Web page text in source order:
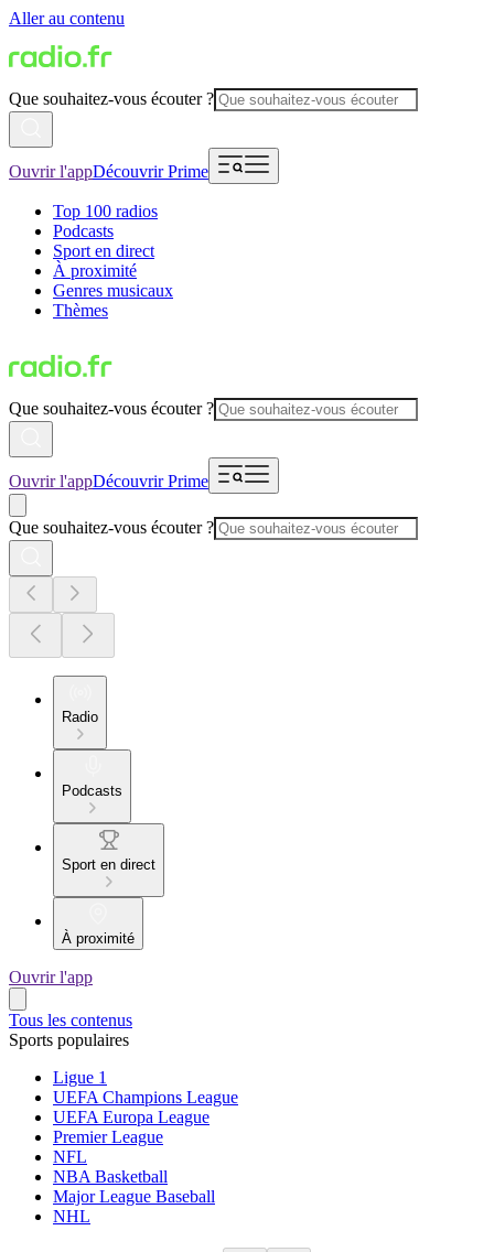
Aller au contenu
Que souhaitez-vous écouter ?
Ouvrir l'appDécouvrir Prime
Top 100 radios
Podcasts
Sport en direct
À proximité
Genres musicaux
Thèmes
Que souhaitez-vous écouter ?
Ouvrir l'appDécouvrir Prime
Que souhaitez-vous écouter ?
Radio
Podcasts
Sport en direct
À proximité
Ouvrir l'app
Tous les contenus
Sports populaires
Ligue 1
UEFA Champions League
UEFA Europa League
Premier League
NFL
NBA Basketball
Major League Baseball
NHL